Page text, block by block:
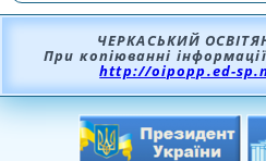
ЧЕРКАСЬКИЙ
При копіюванні
http://oipopp.ed-